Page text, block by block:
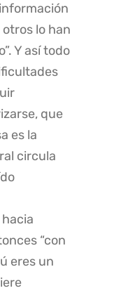
lo han
Y así todo
que
es la
circula
“con
eres un